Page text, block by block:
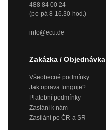
488 84 00 24
(po-pá 8-16.30 hod.)
info@ecu.de
Zakázka / Objednávka
Všeobecné podmínky
Jak oprava funguje?
Platební podmínky
Zaslání k nám
Zasílání po ČR a SR